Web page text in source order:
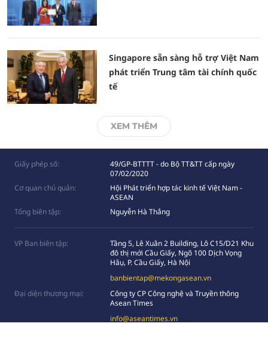
Singapore sẵn sàng hỗ trợ Việt Nam
phát triển Trung tâm tài chính quốc
tế
XEM THÊM
Giấy phép số:
49/GP-BTTTT - do Bộ TT&TT cấp ngày
07/02/2020
Cơ quan chủ quản:
Hội Phát triển hợp tác kinh tế Việt Nam -
ASEAN
Tổng biên tập:
Nguyễn Hà Thắng
VP Ban biên tập:
Tầng 5, Lê Xuân 2 Building, Lô C15/D21 Khu
đô thị mới Cầu Giấy, Ngõ 100 Dịch Vọng
Hâụ, P. Cầu Giấy, Hà Nội
banbientap@mekongasean.vn
Đại diện thương mại:
Công ty CP Công nghệ và Truyền thông
Asean Times
info@aseantimes.vn